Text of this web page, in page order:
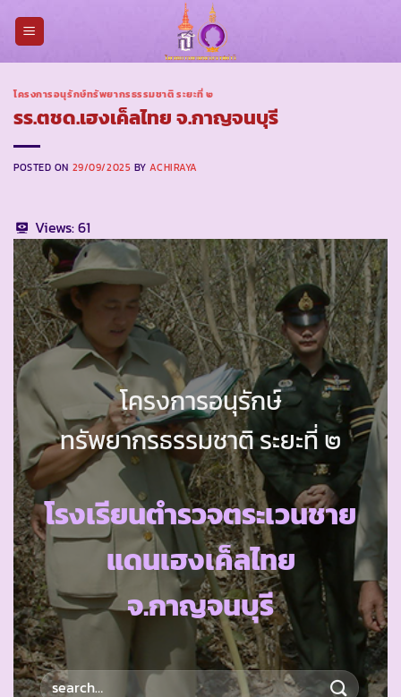
โครงการอนุรักษ์ทรัพยากรธรรมชาติ ระยะที่ ๒
รร.ตชด.เฮงเค็ลไทย จ.กาญจนบุรี
POSTED ON 29/09/2025 BYACHIRAYA
Views:61
โครงการอนุรักษ์
ทรัพยากรธรรมชาติ ระยะที่ ๒
โรงเรียนตำรวจตระเวนชาย
แดนเฮงเค็ลไทย
จ.กาญจนบุรี